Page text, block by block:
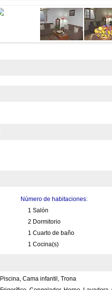
Número de habitaciones:
1 Salón
2 Dormitorio
1 Cuarto de baño
1 Cocina(s)
Piscina, Cama infantil, Trona